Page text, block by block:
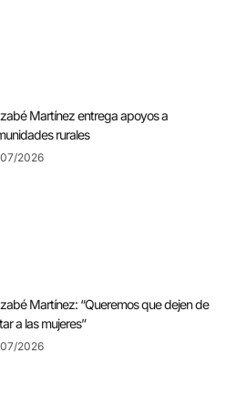
Martínez entrega apoyos a
rurales
2026
Martínez: “Queremos que dejen de
a las mujeres”
2026